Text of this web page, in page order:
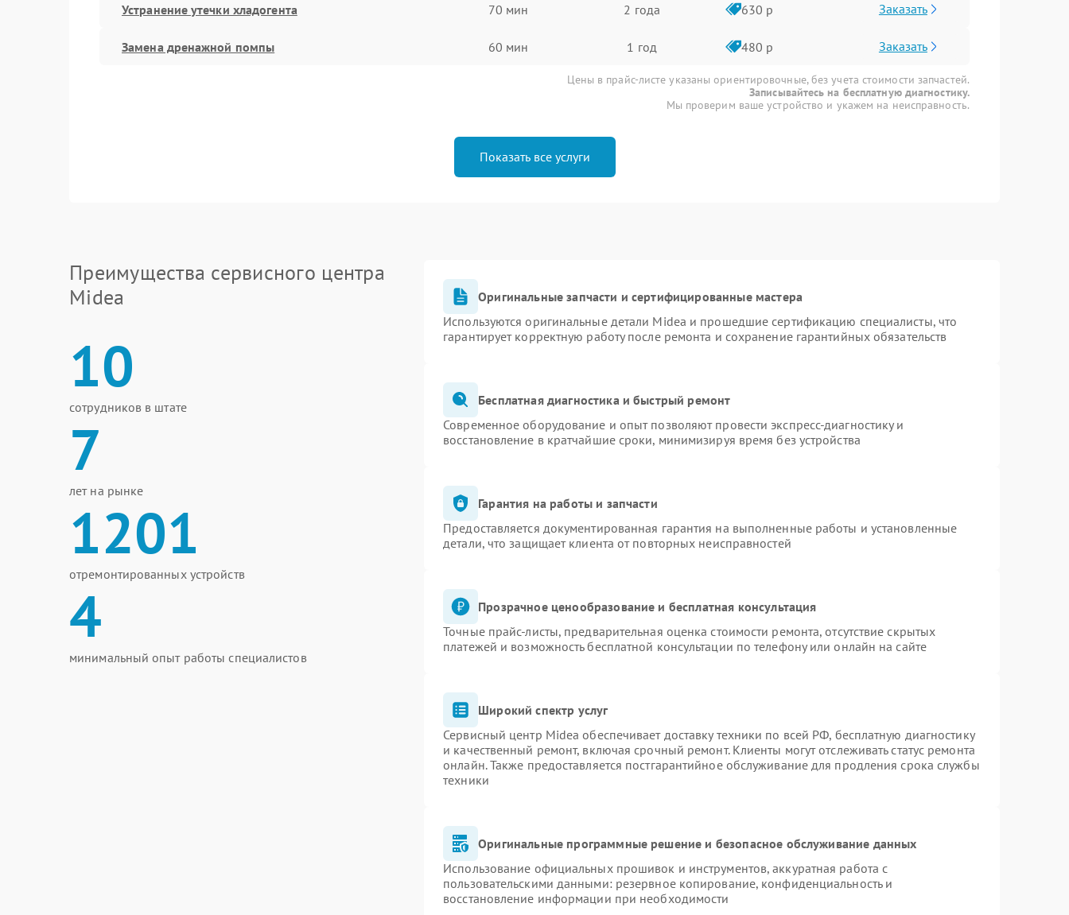
Устранение утечки хладогента 70 мин 2 года 630 р Заказать
Замена дренажной помпы 60 мин 1 год 480 р Заказать
Цены в прайс-листе указаны ориентировочные, без учета стоимости запчастей.
Записывайтесь на бесплатную диагностику.
Мы проверим ваше устройство и укажем на неисправность.
Показать все услуги
Преимущества сервисного центра
Midea
10
сотрудников в штате
7
лет на рынке
1201
отремонтированных устройств
4
минимальный опыт работы специалистов
Оригинальные запчасти и сертифицированные мастера
Используются оригинальные детали Midea и прошедшие сертификацию специалисты, что
гарантирует корректную работу после ремонта и сохранение гарантийных обязательств
Бесплатная диагностика и быстрый ремонт
Современное оборудование и опыт позволяют провести экспресс-диагностику и
восстановление в кратчайшие сроки, минимизируя время без устройства
Гарантия на работы и запчасти
Предоставляется документированная гарантия на выполненные работы и установленные
детали, что защищает клиента от повторных неисправностей
Прозрачное ценообразование и бесплатная консультация
Точные прайс-листы, предварительная оценка стоимости ремонта, отсутствие скрытых
платежей и возможность бесплатной консультации по телефону или онлайн на сайте
Широкий спектр услуг
Сервисный центр Midea обеспечивает доставку техники по всей РФ, бесплатную диагностику
и качественный ремонт, включая срочный ремонт. Клиенты могут отслеживать статус ремонта
онлайн. Также предоставляется постгарантийное обслуживание для продления срока службы
техники
Оригинальные программные решение и безопасное обслуживание данных
Использование официальных прошивок и инструментов, аккуратная работа с
пользовательскими данными: резервное копирование, конфиденциальность и
восстановление информации при необходимости